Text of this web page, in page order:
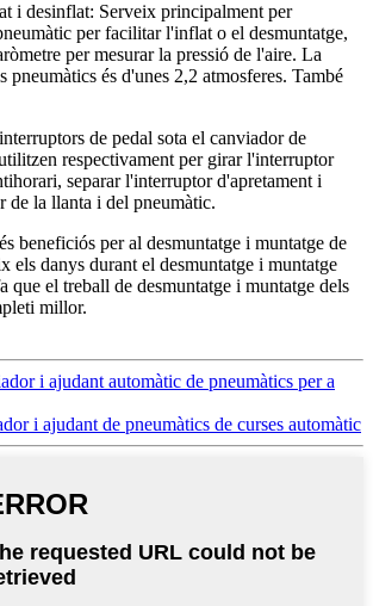
i desinflat: Serveix principalment per
per facilitar l'inflat o el desmuntatge,
per mesurar la pressió de l'aire. La
pneumàtics és d'unes 2,2 atmosferes. També
de pedal sota el canviador de
respectivament per girar l'interruptor
separar l'interruptor d'apretament i
de la llanta i del pneumàtic.
beneficiós per al desmuntatge i muntatge de
els danys durant el desmuntatge i muntatge
que el treball de desmuntatge i muntatge dels
millor.
i ajudant automàtic de pneumàtics per a
i ajudant de pneumàtics de curses automàtic